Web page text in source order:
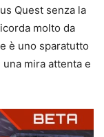
Quest senza la
molto da
è uno sparatutto
mira attenta e